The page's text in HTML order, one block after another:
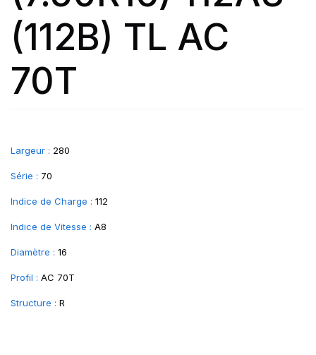
(112B) TL AC
70T
Largeur : 280
Série : 70
Indice de Charge : 112
Indice de Vitesse : A8
Diamètre : 16
Profil : AC 70T
Structure : R